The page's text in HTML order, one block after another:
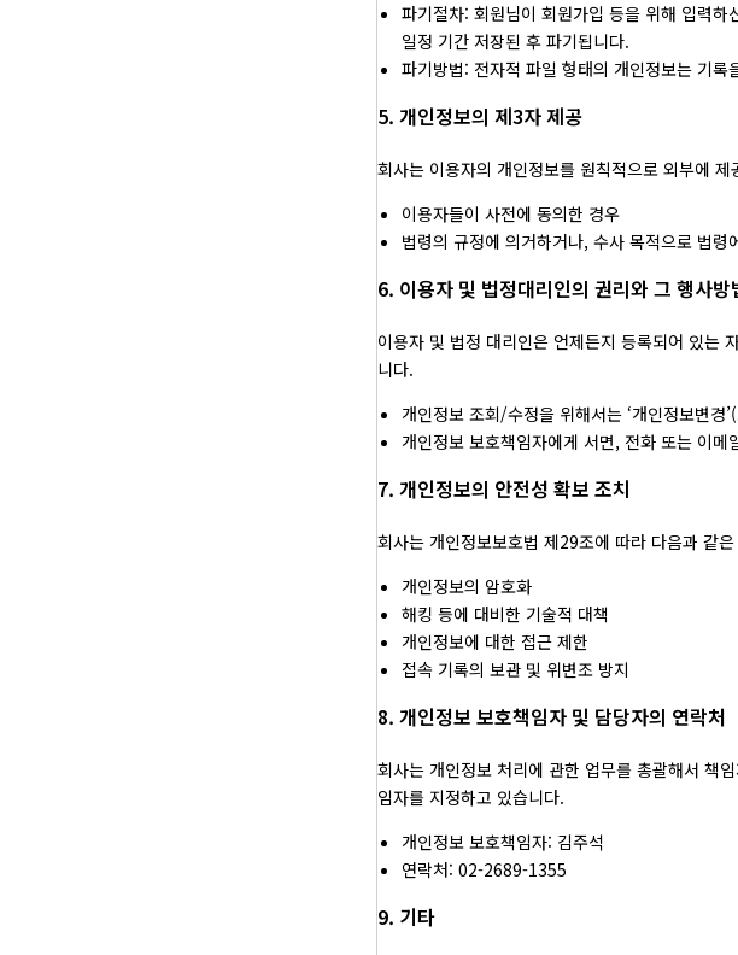
파기절차: 회원님이 회원가입 등을 위해 입력
일정 기간 저장된 후 파기됩니다.
파기방법: 전자적 파일 형태의 개인정보는 기
5. 개인정보의 제3자 제공
회사는 이용자의 개인정보를 원칙적으로 외부에
이용자들이 사전에 동의한 경우
법령의 규정에 의거하거나, 수사 목적으로 법
6. 이용자 및 법정대리인의 권리와 그 행사방
이용자 및 법정 대리인은 언제든지 등록되어 있는
니다.
개인정보 조회/수정을 위해서는 ‘개인정보변경
개인정보 보호책임자에게 서면, 전화 또는 이
7. 개인정보의 안전성 확보 조치
회사는 개인정보보호법 제29조에 따라 다음과 같
개인정보의 암호화
해킹 등에 대비한 기술적 대책
개인정보에 대한 접근 제한
접속 기록의 보관 및 위변조 방지
8. 개인정보 보호책임자 및 담당자의 연락처
회사는 개인정보 처리에 관한 업무를 총괄해서 책
임자를 지정하고 있습니다.
개인정보 보호책임자: 김주석
연락처: 02-2689-1355
9. 기타